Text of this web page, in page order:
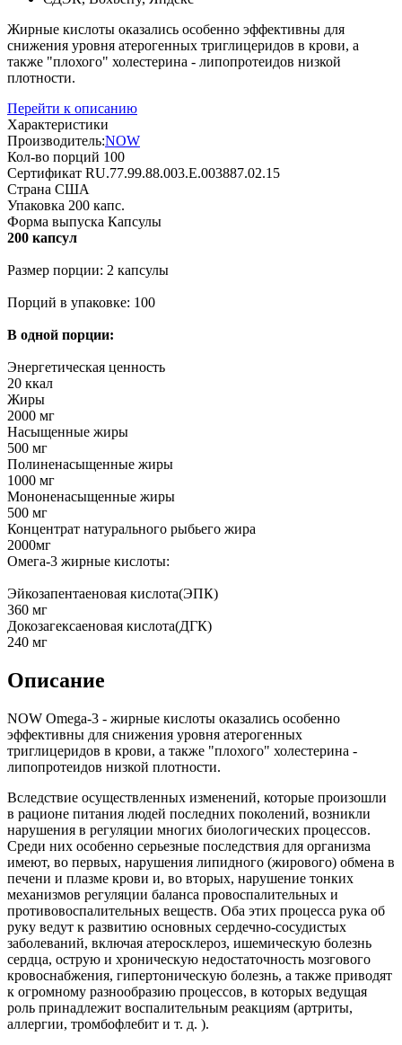
Жирные кислоты оказались особенно эффективны для
снижения уровня атерогенных триглицеридов в крови, а
также "плохого" холестерина - липопротеидов низкой
плотности.
Перейти к описанию
Характеристики
Производитель:NOW
Кол-во порций 100
Сертификат RU.77.99.88.003.E.003887.02.15
Страна США
Упаковка 200 капс.
Форма выпуска Капсулы
200 капсул
Размер порции: 2 капсулы
Порций в упаковке: 100
В одной порции:
Энергетическая ценность
20 ккал
Жиры
2000 мг
Насыщенные жиры
500 мг
Полиненасыщенные жиры
1000 мг
Мононенасыщенные жиры
500 мг
Концентрат натурального рыбьего жира
2000мг
Омега-3 жирные кислоты:
Эйкозапентаеновая кислота(ЭПК)
360 мг
Докозагексаеновая кислота(ДГК)
240 мг
Описание
NOW Omega-3 - жирные кислоты оказались особенно
эффективны для снижения уровня атерогенных
триглицеридов в крови, а также "плохого" холестерина -
липопротеидов низкой плотности.
Вследствие осуществленных изменений, которые произошли
в рационе питания людей последних поколений, возникли
нарушения в регуляции многих биологических процессов.
Среди них особенно серьезные последствия для организма
имеют, во первых, нарушения липидного (жирового) обмена в
печени и плазме крови и, во вторых, нарушение тонких
механизмов регуляции баланса провоспалительных и
противовоспалительных веществ. Оба этих процесса рука об
руку ведут к развитию основных сердечно-сосудистых
заболеваний, включая атеросклероз, ишемическую болезнь
сердца, острую и хроническую недостаточность мозгового
кровоснабжения, гипертоническую болезнь, а также приводят
к огромному разнообразию процессов, в которых ведущая
роль принадлежит воспалительным реакциям (артриты,
аллергии, тромбофлебит и т. д. ).